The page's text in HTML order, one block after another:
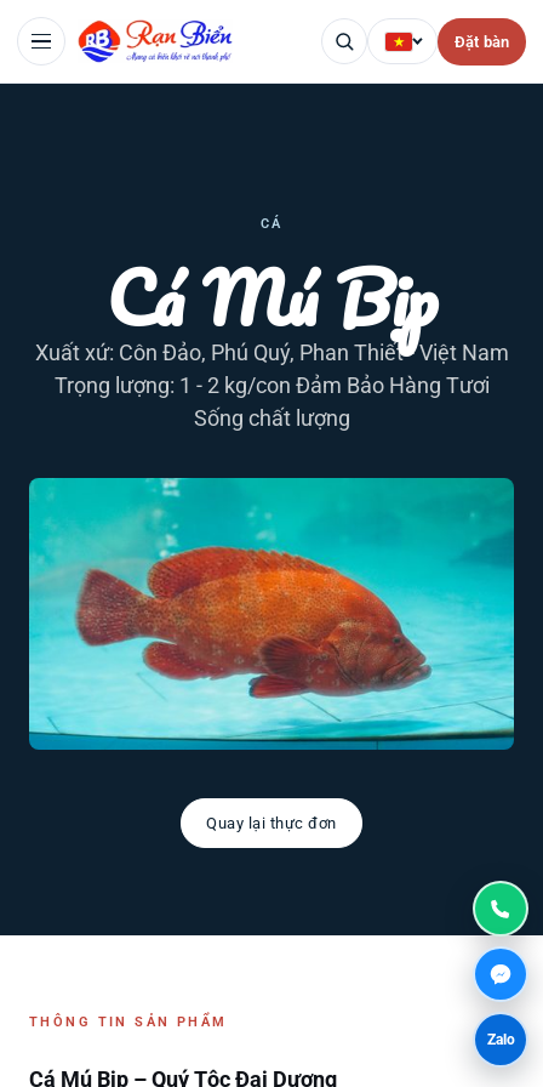
Đặt bàn
CÁ
Cá Mú Bịp
Xuất xứ: Côn Đảo, Phú Quý, Phan Thiết - Việt Nam
Trọng lượng: 1 - 2 kg/con Đảm Bảo Hàng Tươi
Sống chất lượng
Quay lại thực đơn
THÔNG TIN SẢN PHẨM
Cá Mú Bịp – Quý Tộc Đại Dương
Zalo